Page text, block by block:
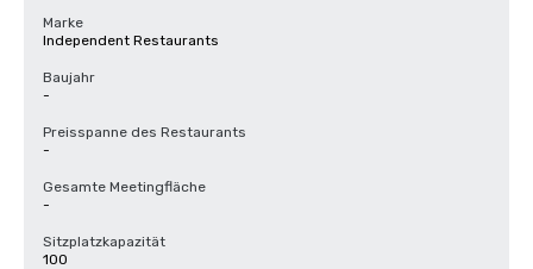
Marke
Independent Restaurants
Baujahr
-
Preisspanne des Restaurants
-
Gesamte Meetingfläche
-
Sitzplatzkapazität
100